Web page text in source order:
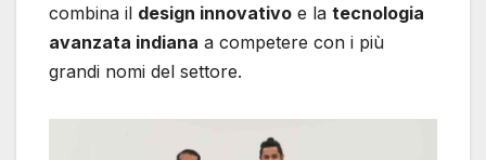
combina il design innovativo e la tecnologia
avanzata indiana a competere con i più
grandi nomi del settore.